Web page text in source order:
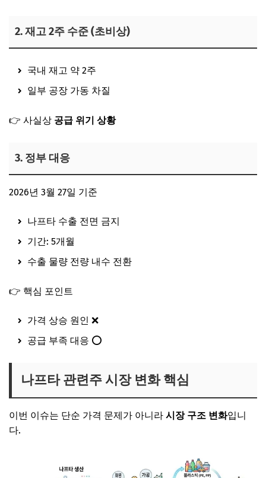
2. 재고 2주 수준 (초비상)
국내 재고 약 2주
일부 공장 가동 차질
👉 사실상 공급 위기 상황
3. 정부 대응
2026년 3월 27일 기준
나프타 수출 전면 금지
기간: 5개월
수출 물량 전량 내수 전환
👉 핵심 포인트
가격 상승 원인 ❌
공급 부족 대응 ⭕
나프타 관련주 시장 변화 핵심
이번 이슈는 단순 가격 문제가 아니라 시장 구조 변화입니
다.